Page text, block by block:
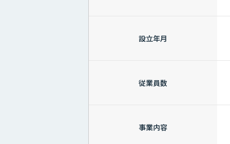
設立年月
従業員数
事業内容